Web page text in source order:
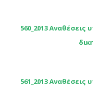
560_2013
561_2013